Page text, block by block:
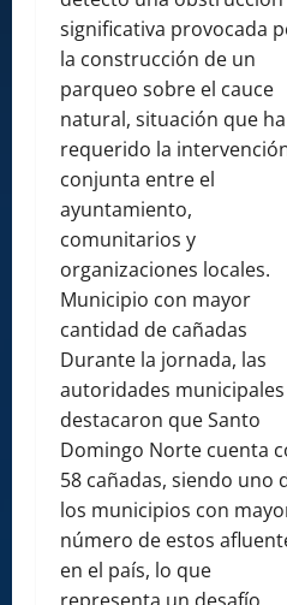
significativa provocada
la construcción de un
parqueo sobre el cauce
natural, situación que ha
requerido la
conjunta entre el
ayuntamiento,
comunitarios y
organizaciones locales.
Municipio con mayor
cantidad de cañadas
Durante la jornada, las
autoridades municipales
destacaron que Santo
Domingo Norte cuenta
58 cañadas, siendo uno
los municipios con
número de estos
en el país, lo que